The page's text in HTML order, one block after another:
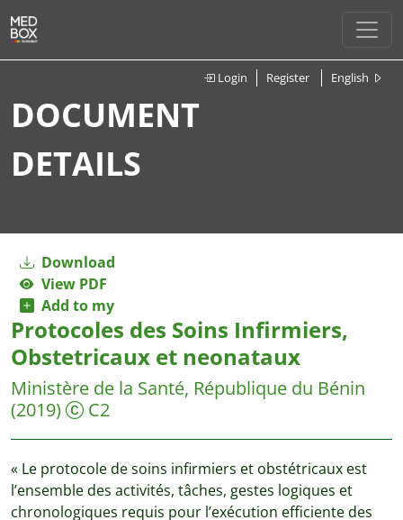
Login Register English
DOCUMENT
DETAILS
Download
View PDF
Add to my
Protocoles des Soins Infirmiers,
Obstetricaux et neonataux
Ministère de la Santé, République du Bénin
(2019)
C2
« Le protocole de soins infirmiers et obstétricaux est
l’ensemble des activités, tâches, gestes logiques et
chronologiques requis pour l’exécution efficiente des